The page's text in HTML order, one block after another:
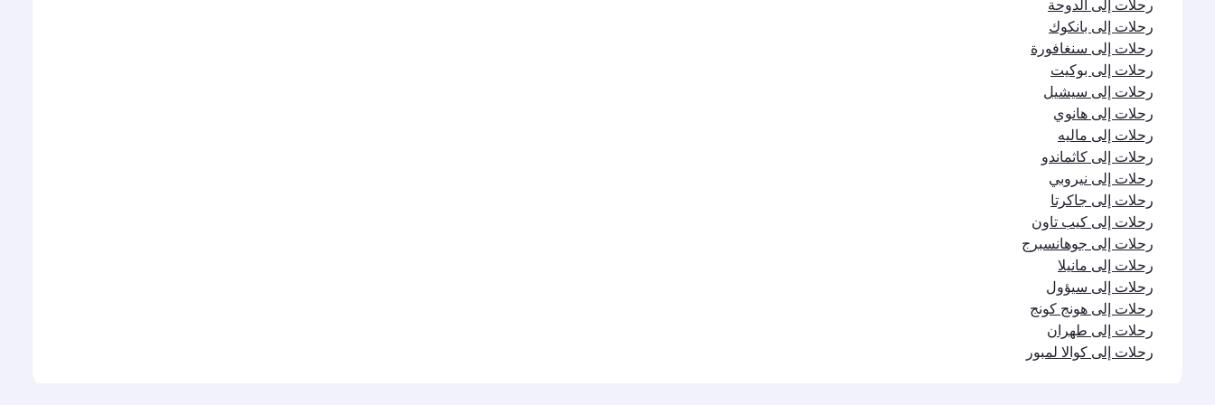
رحلات إلى الدوحة
رحلات إلى بانكوك
رحلات إلى سنغافورة
رحلات إلى بوكيت
رحلات إلى سيشيل
رحلات إلى هانوي
رحلات إلى ماليه
رحلات إلى كاثماندو
رحلات إلى نيروبي
رحلات إلى جاكرتا
رحلات إلى كيب تاون
رحلات إلى جوهانسبرج
رحلات إلى مانيلا
رحلات إلى سيؤول
رحلات إلى هونج كونج
رحلات إلى طهران
رحلات إلى كوالا لمبور